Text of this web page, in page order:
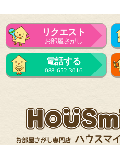
リクエスト
お部屋さがし
電話する
088-652-3016